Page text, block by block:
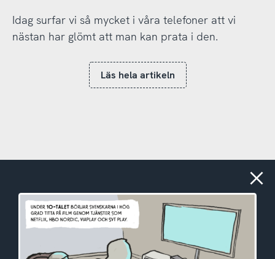
Idag surfar vi så mycket i våra telefoner att vi
nästan har glömt att man kan prata i den.
Läs hela artikeln
Stäng